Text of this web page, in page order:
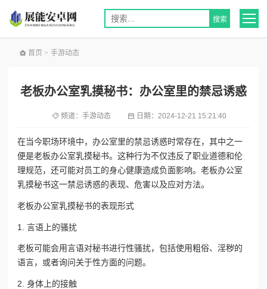
首页 > 手游动态
老板办公室乳摸秘书：办公室里的禁忌诱惑
频道： 手游动态 日期： 2024-12-21 15:21:40
在当今职场环境中，办公室里的禁忌诱惑时常存在，其中之一
便是老板办公室乳摸秘书。这种行为不仅违反了职业道德和伦
理规范，还可能对员工的身心健康造成负面影响。老板办公室
乳摸秘书这一禁忌诱惑的表现、危害以及应对方法。
老板办公室乳摸秘书的表现形式
1. 言语上的骚扰
老板可能会用言语对秘书进行性骚扰，包括使用粗俗、淫秽的
语言，或者询问关于性方面的问题。
2. 身体上的接触